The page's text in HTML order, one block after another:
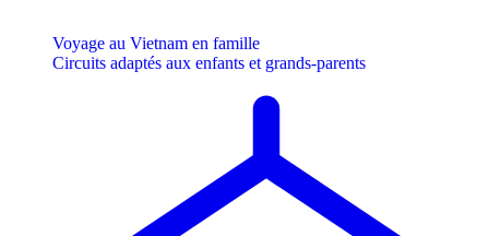
Voyage au Vietnam en famille
Circuits adaptés aux enfants et grands-parents